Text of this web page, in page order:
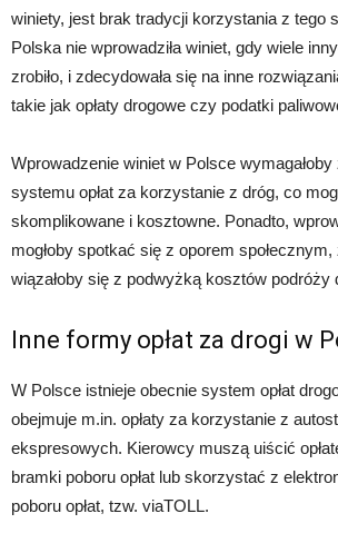
winiety, jest brak tradycji korzystania z tego
Polska nie wprowadziła winiet, gdy wiele
zrobiło, i zdecydowała się na inne
takie jak opłaty drogowe czy podatki
Wprowadzenie winiet w Polsce wymagałoby
systemu opłat za korzystanie z dróg, co
skomplikowane i kosztowne. Ponadto,
mogłoby spotkać się z oporem społecznym,
wiązałoby się z podwyżką kosztów podróży
Inne formy opłat za drogi w
W Polsce istnieje obecnie system opłat
obejmuje m.in. opłaty za korzystanie z
ekspresowych. Kierowcy muszą uiścić
bramki poboru opłat lub skorzystać z
poboru opłat, tzw. viaTOLL.